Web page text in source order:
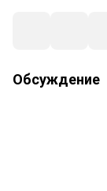
Обсуждение